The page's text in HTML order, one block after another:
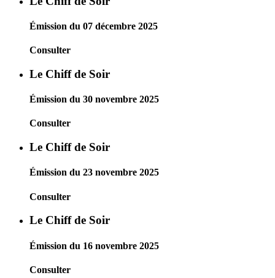
Émission du 07 décembre 2025
Consulter
Le Chiff de Soir
Émission du 30 novembre 2025
Consulter
Le Chiff de Soir
Émission du 23 novembre 2025
Consulter
Le Chiff de Soir
Émission du 16 novembre 2025
Consulter